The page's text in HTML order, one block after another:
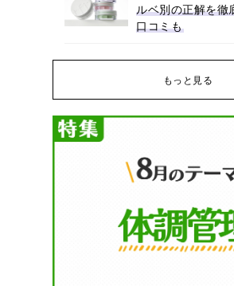
ルベ別の正解を
口コミも
もっと見る